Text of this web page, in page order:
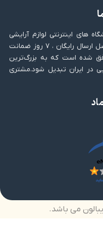
های اینترنتی لوازم آرایشی
بهداشتی و زیبایی با پایبندی به سه اصل ارسال رایگان ، ۷ روز ضمانت
شده است که به بزرگ‌ترین
در ایران تبدیل شود.مشتری
می باشد.